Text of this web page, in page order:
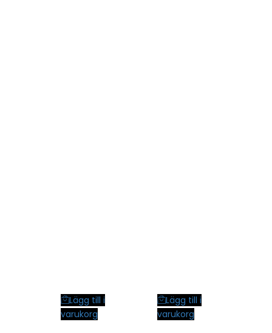
Lägg till i
varukorg
Lägg till i
varukorg